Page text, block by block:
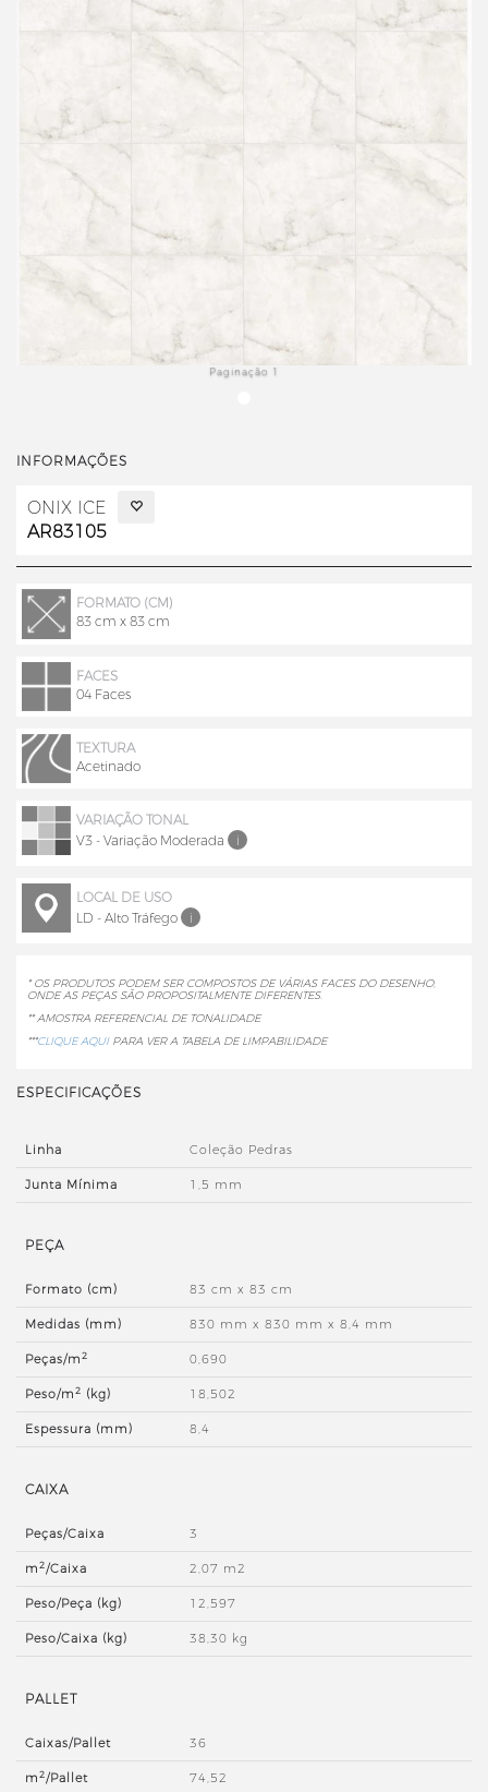
Paginação 1
INFORMAÇÕES
ONIX ICE
AR83105
FORMATO (CM)
83 cm x 83 cm
FACES
04 Faces
TEXTURA
Acetinado
VARIAÇÃO TONAL
V3 - Variação Moderada
i
LOCAL DE USO
LD - Alto Tráfego
i
* OS PRODUTOS PODEM SER COMPOSTOS DE VÁRIAS FACES DO DESENHO,
ONDE AS PEÇAS SÃO PROPOSITALMENTE DIFERENTES.
** AMOSTRA REFERENCIAL DE TONALIDADE
***CLIQUE AQUIPARA VER A TABELA DE LIMPABILIDADE
ESPECIFICAÇÕES
Linha Coleção Pedras
Junta Mínima 1,5 mm
PEÇA
Formato (cm) 83 cm x 83 cm
Medidas (mm) 830 mm x 830 mm x 8,4 mm
Peças/m2 0,690
Peso/m2 (kg) 18,502
Espessura (mm) 8,4
CAIXA
Peças/Caixa 3
m2/Caixa 2,07 m2
Peso/Peça (kg) 12,597
Peso/Caixa (kg) 38,30 kg
PALLET
Caixas/Pallet 36
m2/Pallet 74,52